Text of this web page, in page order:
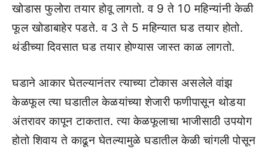
खोडास फुलोरा तयार होवू लागतो. व 9 ते 10 महिन्‍यांनी केळी
फूल खोडाबाहेर पडते. व 3 ते 5 महिन्‍यात घड तयार होतो.
थंडीच्‍या दिवसात घड तयार होण्‍यास जास्‍त काळ लागतो.
घडाने आकार घेतल्‍यानंतर त्‍याच्‍या टोकास असलेले वांझ
केळफूल त्‍या घडातील केळयांच्‍या शेजारी फणीपासून थोडया
अंतरावर कापून टाकतात. त्‍या केळफूलाचा भाजीसाठी उपयोग
होतो शिवाय ते काढून घेतल्‍यामुळे घडातील केळी चांगली पोसून